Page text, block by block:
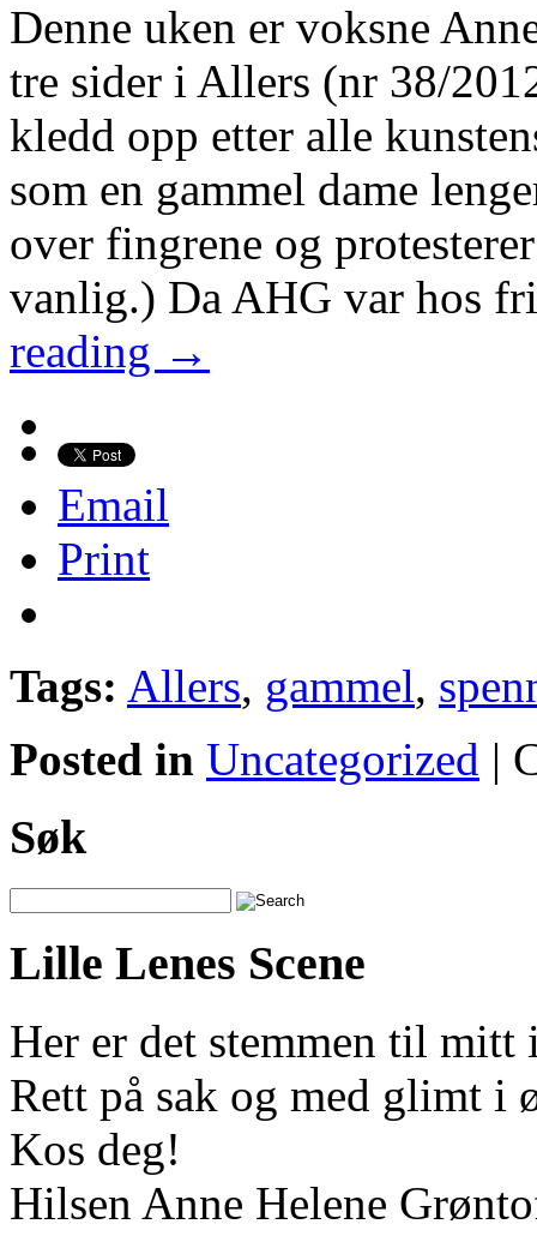
Denne uken er voksne
tre sider i Allers (nr 38/
kledd opp etter alle
som en gammel dame
over fingrene og
vanlig.) Da AHG var hos
reading →
Email
Print
Tags: Allers, gammel,
Posted in Uncategorized |
Søk
Lille Lenes Scene
Her er det stemmen til mitt
Rett på sak og med glimt i
Kos deg!
Hilsen Anne Helene